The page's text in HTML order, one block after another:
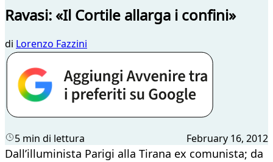
Ravasi: «Il Cortile allarga i confini»
di Lorenzo Fazzini
5 min di lettura February 16, 2012
Dall’illuminista Parigi alla Tirana ex comunista; da